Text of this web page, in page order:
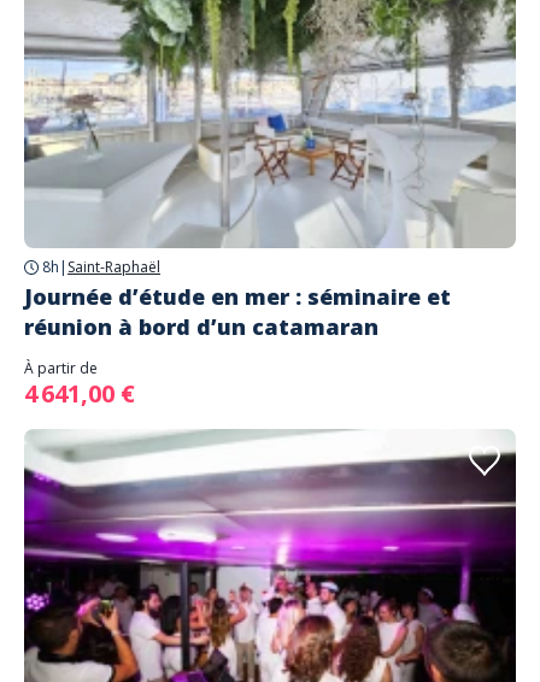
8h | Saint-Raphaël
Journée d’étude en mer : séminaire et
réunion à bord d’un catamaran
À partir de
4 641,00 €